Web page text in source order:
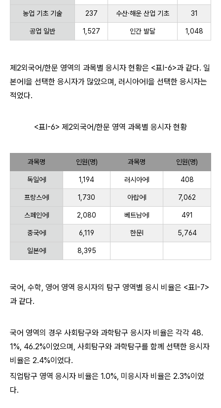
농업 기초 기술 237 수산·해운 산업 기초 31
공업 일반 1,527 인간 발달 1,048
제2외국어/한문 영역의 과목별 응시자 현황은 <표Ⅰ-6>과 같다. 일
본어Ⅰ을 선택한 응시자가 많았으며, 러시아어Ⅰ을 선택한 응시자는
적었다.
<표Ⅰ-6> 제2외국어/한문 영역 과목별 응시자 현황
과목명 인원(명) 과목명 인원(명)
독일어Ⅰ 1,194 러시아어Ⅰ 408
프랑스어Ⅰ 1,730 아랍어Ⅰ 7,062
스페인어Ⅰ 2,080 베트남어Ⅰ 491
중국어Ⅰ 6,119 한문Ⅰ 5,764
일본어Ⅰ 8,395
국어, 수학, 영어 영역 응시자의 탐구 영역별 응시 비율은 <표Ⅰ-7>
과 같다.
국어 영역의 경우 사회탐구와 과학탐구 응시자 비율은 각각 48.
1%, 46.2%이었으며, 사회탐구와 과학탐구를 함께 선택한 응시자
비율은 2.4%이었다.
직업탐구 영역 응시자 비율은 1.0%, 미응시자 비율은 2.3%이었
다.